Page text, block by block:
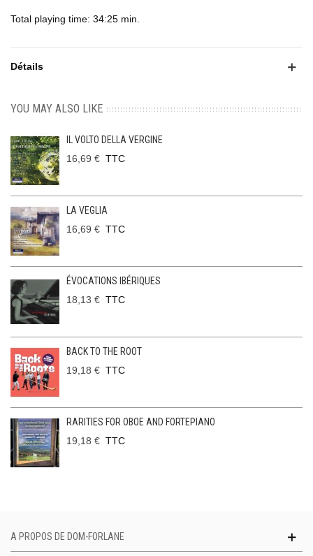
Total playing time: 34:25 min.
Détails
YOU MAY ALSO LIKE
IL VOLTO DELLA VERGINE
16,69 € TTC
LA VEGLIA
16,69 € TTC
ÉVOCATIONS IBÉRIQUES
18,13 € TTC
BACK TO THE ROOT
19,18 € TTC
RARITIES FOR OBOE AND FORTEPIANO
19,18 € TTC
A PROPOS DE DOM-FORLANE